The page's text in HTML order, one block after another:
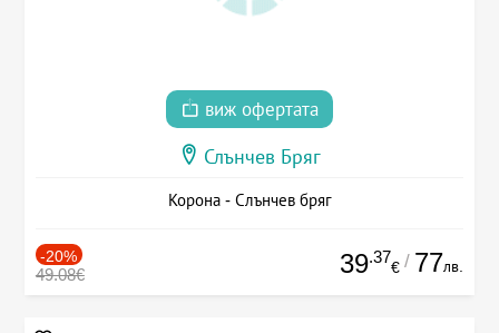
виж офертата
Слънчев Бряг
Корона - Слънчев бряг
-20%
49.08€ 39.37
€ / 77лв.